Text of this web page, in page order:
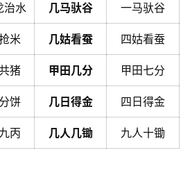
治水 几马驮谷 一马驮谷
米 几姑看蚕 四姑看蚕
猪 甲田几分 甲田七分
饼 几日得金 四日得金
丙 几人几锄 九人十锄